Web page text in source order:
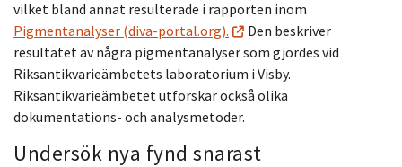
vilket bland annat resulterade i rapporten inom
Pigmentanalyser (diva-portal.org).
Den beskriver
resultatet av några pigmentanalyser som gjordes vid
Riksantikvarieämbetets laboratorium i Visby.
Riksantikvarieämbetet utforskar också olika
dokumentations- och analysmetoder.
Undersök nya fynd snarast